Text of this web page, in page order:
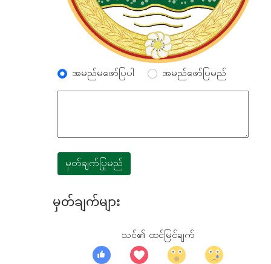
အမည်မဖော်ပြပါ အမည်ဖော်ပြမည်
မှတ်ချက်ပြုမည်
မှတ်ချက်များ
သင်၏ ထင်မြင်ချက်